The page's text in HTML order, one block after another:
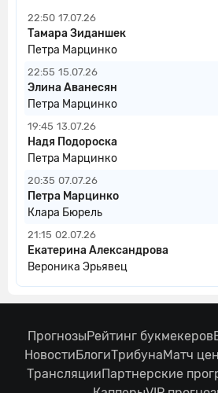
22:50 17.07.26
Тамара Зиданшек
Петра Марцинко
22:55 15.07.26
Элина Аванесян
Петра Марцинко
19:45 13.07.26
Надя Подороска
Петра Марцинко
20:35 07.07.26
Петра Марцинко
Клара Бюрель
21:15 02.07.26
Екатерина Александрова
Вероника Эрьявец
ПрогнозыРейтинг букмекеров
НовостиБлогиТрибунаМатч
ТрансляцииПартнерские